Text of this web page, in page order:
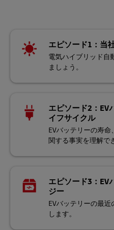
エピソード1：当
電気ハイブリッド自
ましょう。
エピソード2：EV
イフサイクル
EVバッテリーの寿
関する事実を理解で
エピソード3：EV
ジー
EVバッテリーの最
します。